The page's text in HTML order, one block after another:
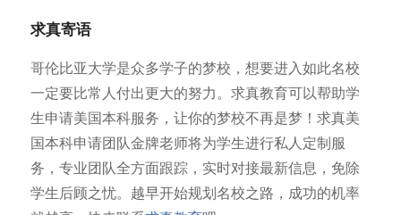
求真寄语
哥伦比亚大学是众多学子的梦校，想要进入如此名校
一定要比常人付出更大的努力。求真教育可以帮助学
生申请美国本科服务，让你的梦校不再是梦！求真美
国本科申请团队金牌老师将为学生进行私人定制服
务，专业团队全方面跟踪，实时对接最新信息，免除
学生后顾之忧。越早开始规划名校之路，成功的机率